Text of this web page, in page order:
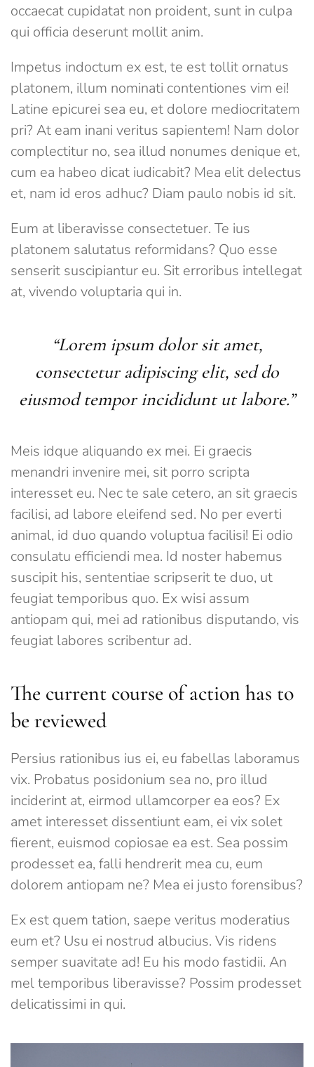
occaecat cupidatat non proident, sunt in culpa
qui officia deserunt mollit anim.
Impetus indoctum ex est, te est tollit ornatus
platonem, illum nominati contentiones vim ei!
Latine epicurei sea eu, et dolore mediocritatem
pri? At eam inani veritus sapientem! Nam dolor
complectitur no, sea illud nonumes denique et,
cum ea habeo dicat iudicabit? Mea elit delectus
et, nam id eros adhuc? Diam paulo nobis id sit.
Eum at liberavisse consectetuer. Te ius
platonem salutatus reformidans? Quo esse
senserit suscipiantur eu. Sit erroribus intellegat
at, vivendo voluptaria qui in.
“Lorem ipsum dolor sit amet,
consectetur adipiscing elit, sed do
eiusmod tempor incididunt ut labore.”
Meis idque aliquando ex mei. Ei graecis
menandri invenire mei, sit porro scripta
interesset eu. Nec te sale cetero, an sit graecis
facilisi, ad labore eleifend sed. No per everti
animal, id duo quando voluptua facilisi! Ei odio
consulatu efficiendi mea. Id noster habemus
suscipit his, sententiae scripserit te duo, ut
feugiat temporibus quo. Ex wisi assum
antiopam qui, mei ad rationibus disputando, vis
feugiat labores scribentur ad.
The current course of action has to
be reviewed
Persius rationibus ius ei, eu fabellas laboramus
vix. Probatus posidonium sea no, pro illud
inciderint at, eirmod ullamcorper ea eos? Ex
amet interesset dissentiunt eam, ei vix solet
fierent, euismod copiosae ea est. Sea possim
prodesset ea, falli hendrerit mea cu, eum
dolorem antiopam ne? Mea ei justo forensibus?
Ex est quem tation, saepe veritus moderatius
eum et? Usu ei nostrud albucius. Vis ridens
semper suavitate ad! Eu his modo fastidii. An
mel temporibus liberavisse? Possim prodesset
delicatissimi in qui.